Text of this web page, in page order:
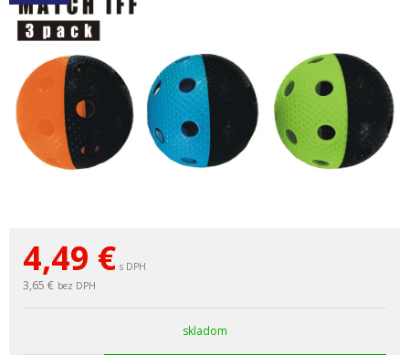
4,49 € s DPH
3,65 € bez DPH
skladom